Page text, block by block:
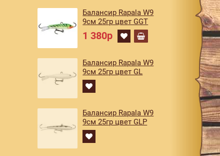
Балансир Rapala W9
9см 25гр цвет GGT
1 380р
Балансир Rapala W9
9см 25гр цвет GL
Балансир Rapala W9
9см 25гр цвет GLP